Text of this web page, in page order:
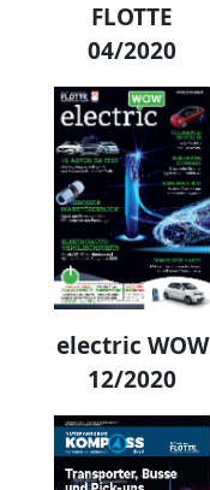
FLOTTE
04/2020
electric WOW
12/2020